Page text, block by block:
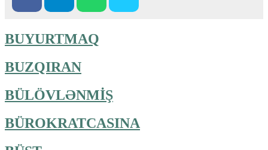
BUYURTMAQ
BUZQIRAN
BÜLÖVLƏNMİŞ
BÜROKRATСASINA